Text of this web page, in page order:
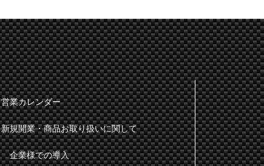
営業カレンダー
新規開業・商品お取り扱いに関して
企業様での導入